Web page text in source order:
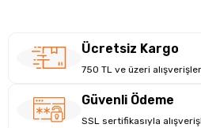
Ücretsiz Kargo
750 TL ve üzeri
Güvenli Ödeme
SSL sertifikasıyla